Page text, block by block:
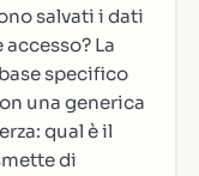
salvati i dati
La
specifico
una generica
qual è il
di